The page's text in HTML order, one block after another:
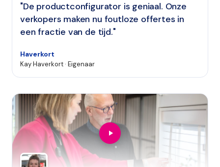
"De productconfigurator is geniaal. Onze
verkopers maken nu foutloze offertes in
een fractie van de tijd."
Haverkort
Kay Haverkort · Eigenaar